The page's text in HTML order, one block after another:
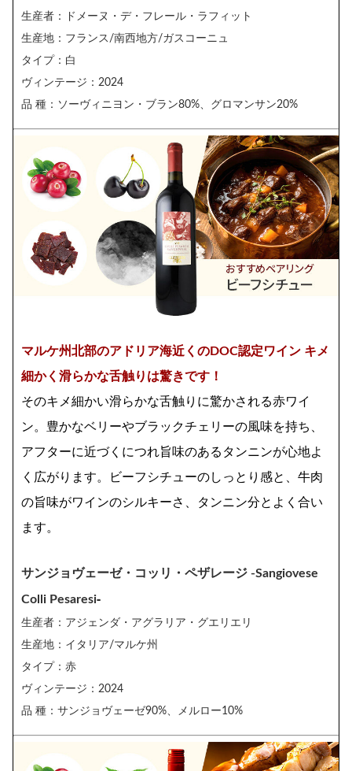
生産者：ドメーヌ・デ・フレール・ラフィット
生産地：フランス/南西地方/ガスコーニュ
タイプ：白
ヴィンテージ：2024
品 種：ソーヴィニヨン・ブラン80%、グロマンサン20%
マルケ州北部のアドリア海近くのDOC認定ワイン キメ
細かく滑らかな舌触りは驚きです！
そのキメ細かい滑らかな舌触りに驚かされる赤ワイ
ン。豊かなベリーやブラックチェリーの風味を持ち、
アフターに近づくにつれ旨味のあるタンニンが心地よ
く広がります。ビーフシチューのしっとり感と、牛肉
の旨味がワインのシルキーさ、タンニン分とよく合い
ます。
サンジョヴェーゼ・コッリ・ペザレージ -Sangiovese
Colli Pesaresi-
生産者：アジェンダ・アグラリア・グエリエリ
生産地：イタリア/マルケ州
タイプ：赤
ヴィンテージ：2024
品 種：サンジョヴェーゼ90%、メルロー10%